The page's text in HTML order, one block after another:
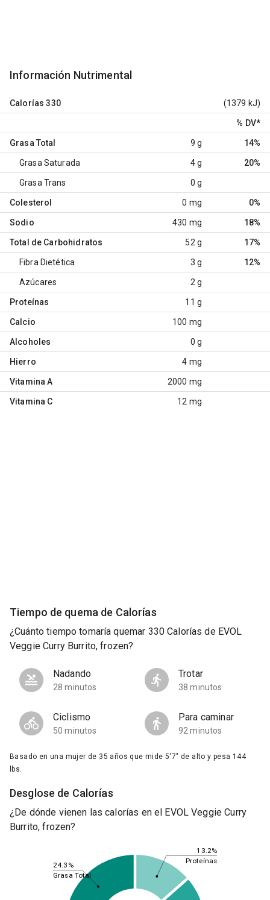
Información Nutrimental
Calorías 330 (1379 kJ)
% DV*
Grasa Total 9 g 14%
Grasa Saturada 4 g 20%
Grasa Trans 0 g
Colesterol 0 mg 0%
Sodio 430 mg 18%
Total de Carbohidratos 52 g 17%
Fibra Dietética 3 g 12%
Azúcares 2 g
Proteínas 11 g
Calcio 100 mg
Alcoholes 0 g
Hierro 4 mg
Vitamina A 2000 mg
Vitamina C 12 mg
Tiempo de quema de Calorías
¿Cuánto tiempo tomaría quemar 330 Calorías de EVOL
Veggie Curry Burrito, frozen?
Nadando
28 minutos
Trotar
38 minutos
Ciclismo
50 minutos
Para caminar
92 minutos
Basado en una mujer de 35 años que mide 5'7" de alto y pesa 144
lbs.
Desglose de Calorías
¿De dónde vienen las calorías en el EVOL Veggie Curry
Burrito, frozen?
13.2%
24.3%
Proteínas
Grasa Total